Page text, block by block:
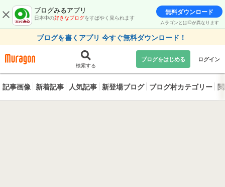
ブログみるアプリ
日本中の好きなブログをすばやく見られます
無料ダウンロード
ムラゴンとはIDが異なります
ブログを書くアプリ 今すぐ無料ダウンロード！
検索する
ブログをはじめる ログイン
記事画像 新着記事 人気記事 新登場ブログ ブログ村カテゴリー